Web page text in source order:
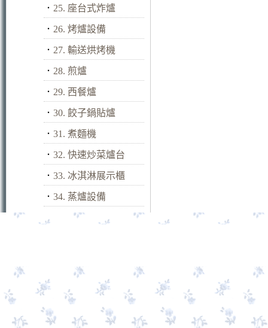
． 25. 座台式炸爐
． 26. 烤爐設備
． 27. 輸送烘烤機
． 28. 煎爐
． 29. 西餐爐
． 30. 餃子鍋貼爐
． 31. 煮麵機
． 32. 快速炒菜爐台
． 33. 冰淇淋展示櫃
． 34. 蒸爐設備